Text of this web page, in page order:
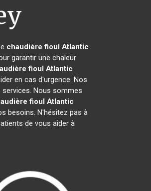
chaudière fioul Atlantic
garantir une chaleur
fioul Atlantic
en cas d'urgence. Nos
Nous sommes
fioul Atlantic
besoins. N'hésitez pas à
de vous aider à